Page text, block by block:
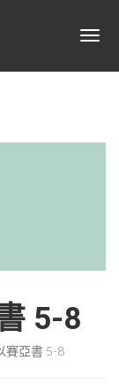
5-8
賽亞書 5-8